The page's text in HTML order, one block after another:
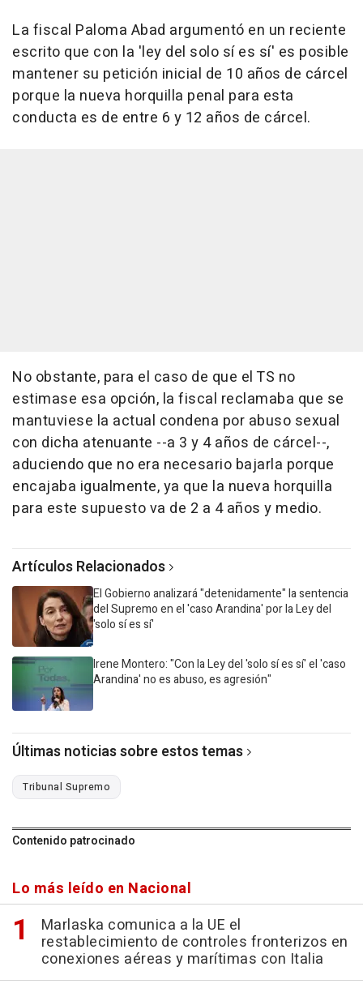
La fiscal Paloma Abad argumentó en un reciente
escrito que con la 'ley del solo sí es sí' es posible
mantener su petición inicial de 10 años de cárcel
porque la nueva horquilla penal para esta
conducta es de entre 6 y 12 años de cárcel.
No obstante, para el caso de que el TS no
estimase esa opción, la fiscal reclamaba que se
mantuviese la actual condena por abuso sexual
con dicha atenuante --a 3 y 4 años de cárcel--,
aduciendo que no era necesario bajarla porque
encajaba igualmente, ya que la nueva horquilla
para este supuesto va de 2 a 4 años y medio.
Artículos Relacionados
El Gobierno analizará "detenidamente" la sentencia
del Supremo en el 'caso Arandina' por la Ley del
'solo sí es sí'
Irene Montero: "Con la Ley del 'solo sí es sí' el 'caso
Arandina' no es abuso, es agresión"
Últimas noticias sobre estos temas
Tribunal Supremo
Contenido patrocinado
Lo más leído en Nacional
Marlaska comunica a la UE el
restablecimiento de controles fronterizos en
conexiones aéreas y marítimas con Italia